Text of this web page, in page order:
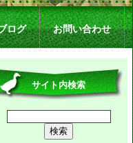
ログ お問い合わせ
サイト内検索